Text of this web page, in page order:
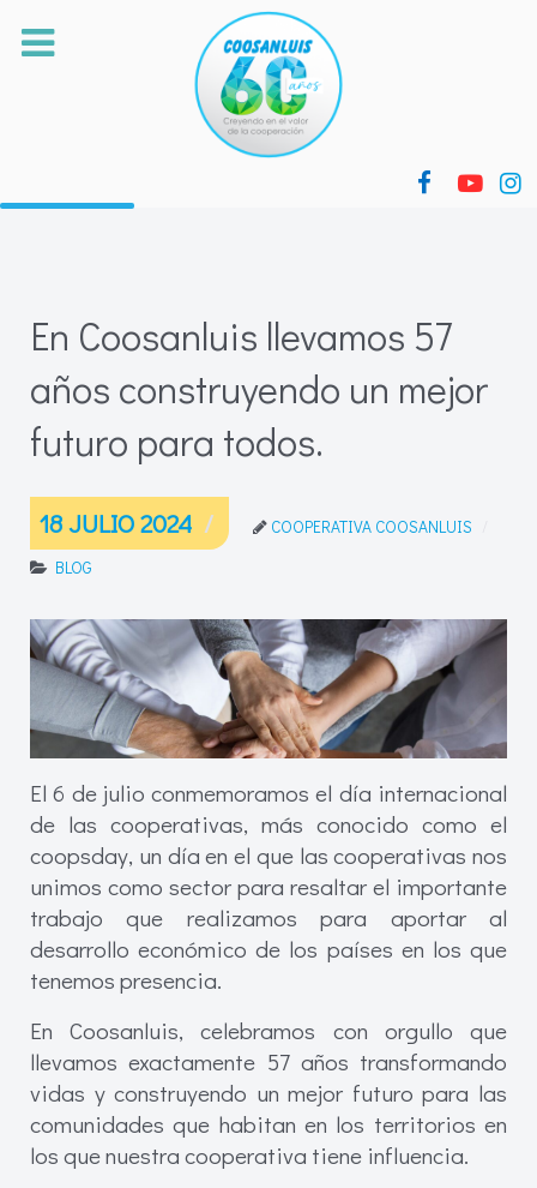
En Coosanluis llevamos 57
años construyendo un mejor
futuro para todos.
18 JULIO 2024
COOPERATIVA COOSANLUIS
BLOG
El 6 de julio conmemoramos el día internacional
de las cooperativas, más conocido como el
coopsday, un día en el que las cooperativas nos
unimos como sector para resaltar el importante
trabajo que realizamos para aportar al
desarrollo económico de los países en los que
tenemos presencia.
En Coosanluis, celebramos con orgullo que
llevamos exactamente 57 años transformando
vidas y construyendo un mejor futuro para las
comunidades que habitan en los territorios en
los que nuestra cooperativa tiene influencia.